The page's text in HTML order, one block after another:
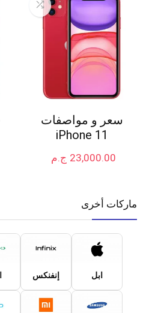
سعر و مواصفات
iPhone 11
ج.م 23,000.00
ماركات أخرى
ابل إنفنكس